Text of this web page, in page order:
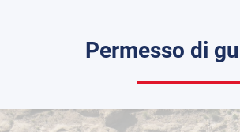
Permesso di